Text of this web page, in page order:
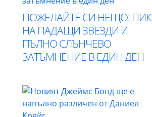
ПОЖЕЛАЙТЕ СИ НЕЩО: ПИК
НА ПАДАЩИ ЗВЕЗДИ И
ПЪЛНО СЛЪНЧЕВО
ЗАТЪМНЕНИЕ В ЕДИН ДЕН